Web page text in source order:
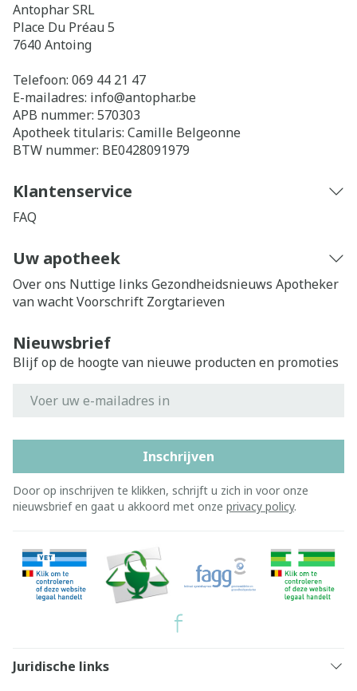
Antophar SRL
Place Du Préau 5
7640 Antoing
Telefoon: 069 44 21 47
E-mailadres: info@antophar.be
APB nummer: 570303
Apotheek titularis: Camille Belgeonne
BTW nummer: BE0428091979
Klantenservice
FAQ
Uw apotheek
Over ons Nuttige links Gezondheidsnieuws Apotheker
van wachtVoorschrift Zorgtarieven
Nieuwsbrief
Blijf op de hoogte van nieuwe producten en promoties
Inschrijven
Door op inschrijven te klikken, schrijft u zich in voor onze
nieuwsbrief en gaat u akkoord met onze privacy policy.
Juridische links